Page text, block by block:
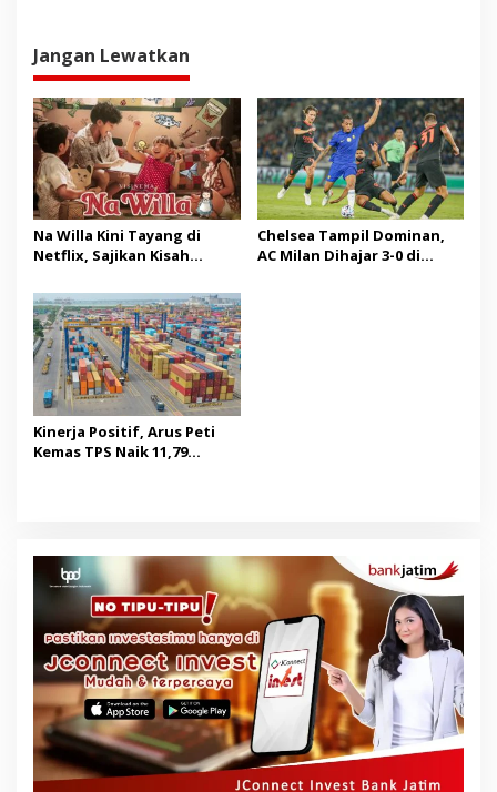
Jangan Lewatkan
Na Willa Kini Tayang di
Netflix, Sajikan Kisah
Chelsea Tampil Dominan,
AC Milan Dihajar 3-0 di
Kinerja Positif, Arus Peti
Kemas TPS Naik 11,79